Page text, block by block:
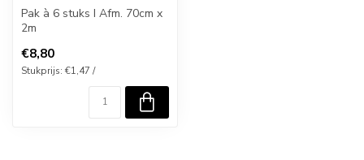
Pak à 6 stuks I Afm. 70cm x
2m
€8,80
Stukprijs: €1,47 /